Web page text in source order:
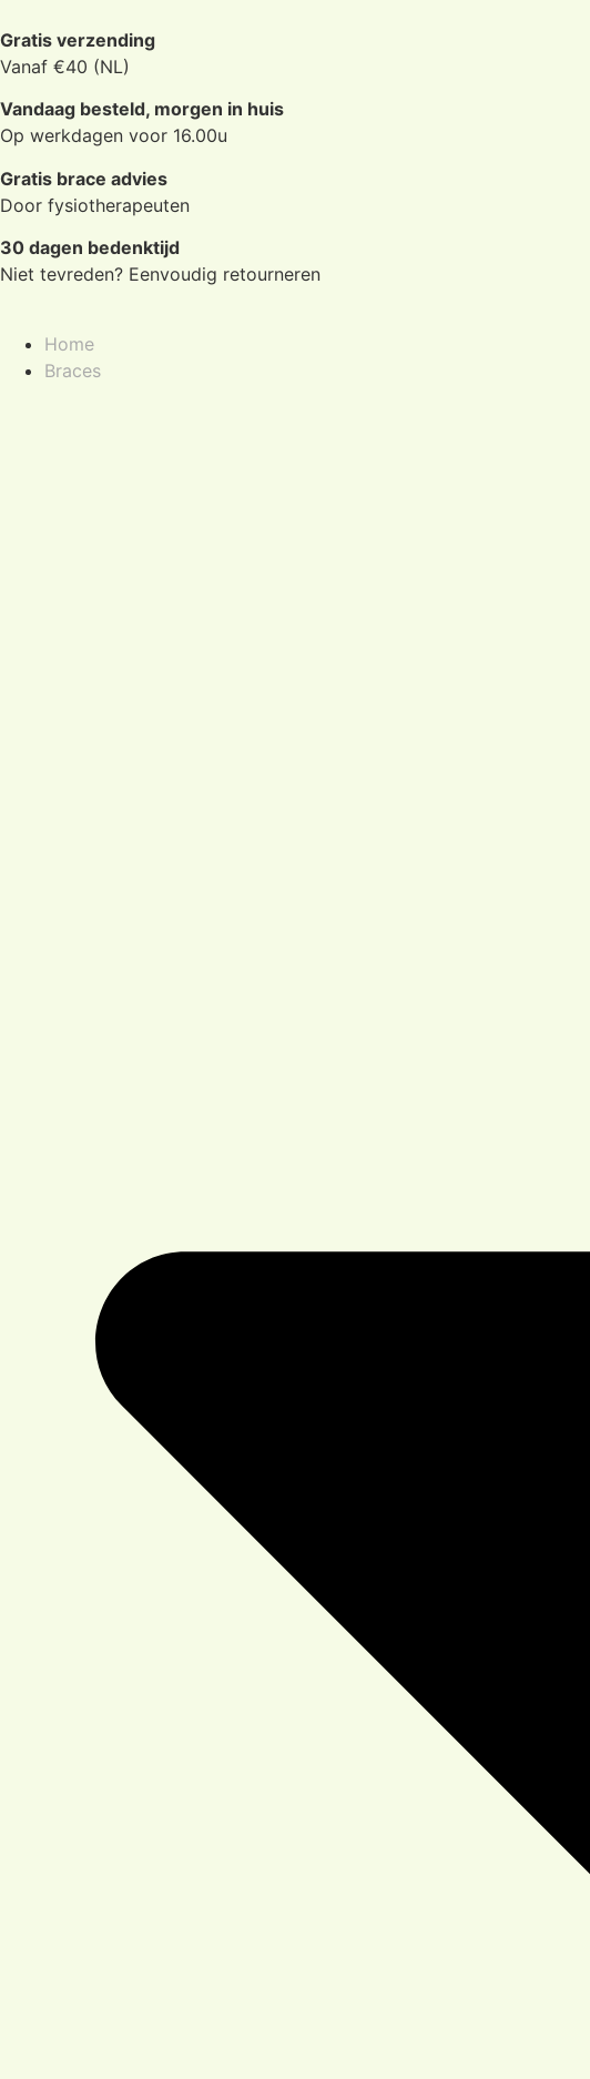
Gratis verzending
Vanaf €40 (NL)
Vandaag besteld, morgen in huis
Op werkdagen voor 16.00u
Gratis brace advies
Door fysiotherapeuten
30 dagen bedenktijd
Niet tevreden? Eenvoudig retourneren
Home
Braces